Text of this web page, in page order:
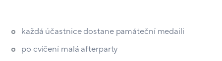
každá účastnice dostane památeční medaili
po cvičení malá afterparty